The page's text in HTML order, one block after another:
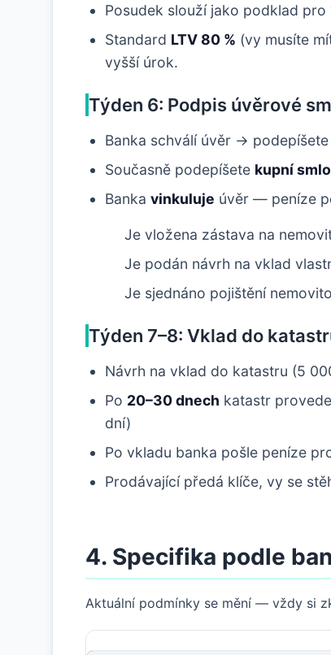
Posudek slouží jako podklad
Standard LTV 80 % (vy musíte
vyšší úrok.
Týden 6: Podpis úvěrové
Banka schválí úvěr → podepíšete
Současně podepíšete kupní
Banka vinkuluje úvěr — peníze
Je vložena zástava na
Je podán návrh na vklad
Je sjednáno pojištění
Týden 7–8: Vklad do
Návrh na vklad do katastru (5
Po 20–30 dnech katastr
dní)
Po vkladu banka pošle peníze
Prodávající předá klíče, vy se
4. Specifika podle
Aktuální podmínky se mění — vždy si